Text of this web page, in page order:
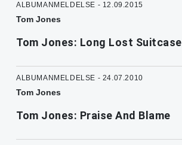
ALBUMANMELDELSE - 12.09.2015
Tom Jones
Tom Jones: Long Lost Suitcase
ALBUMANMELDELSE - 24.07.2010
Tom Jones
Tom Jones: Praise And Blame